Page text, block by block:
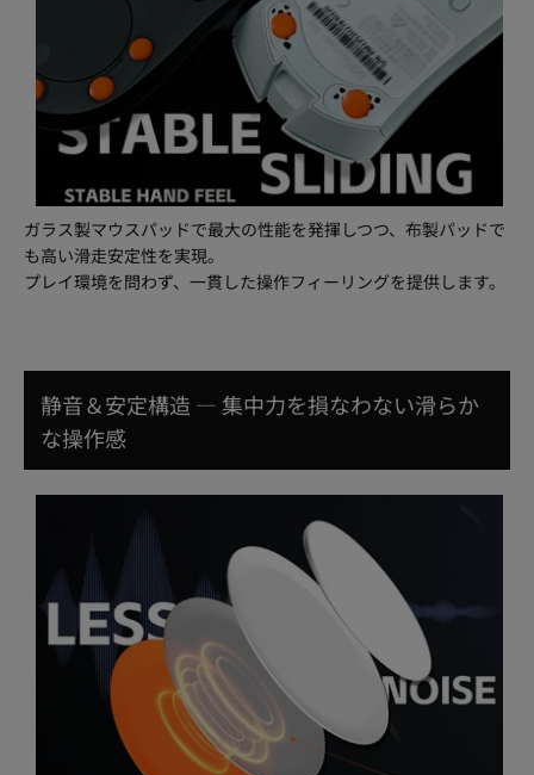
ガラス製マウスパッドで最大の性能を発揮しつつ、布製パッドで
も高い滑走安定性を実現。
プレイ環境を問わず、一貫した操作フィーリングを提供します。
静音＆安定構造 ― 集中力を損なわない滑らか
な操作感